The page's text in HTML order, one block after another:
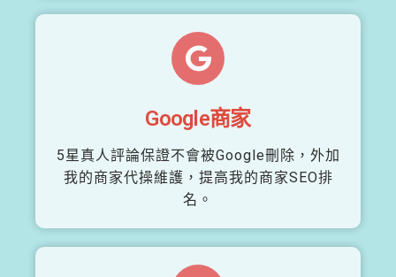
Google商家
5星真人評論保證不會被Google刪除，外加
我的商家代操維護，提高我的商家SEO排
名。